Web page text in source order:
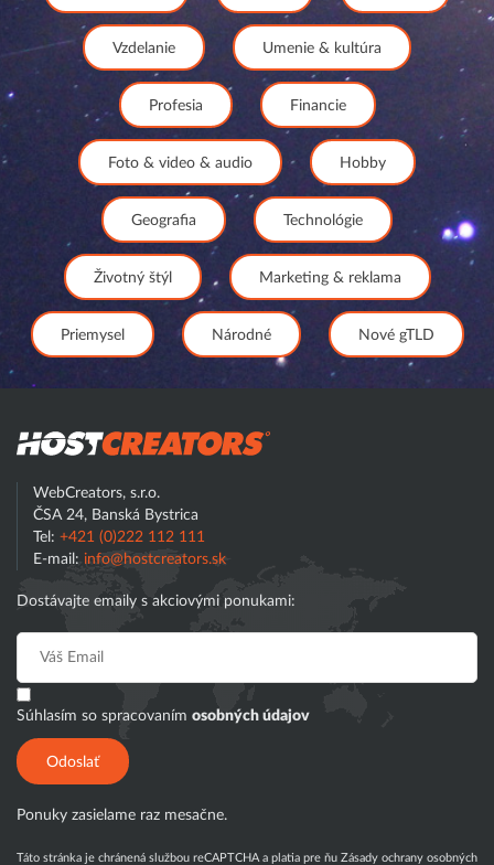
Vzdelanie Umenie & kultúra
Profesia Financie
Foto & video & audio Hobby
Geografia Technológie
Životný štýl Marketing & reklama
Priemysel Národné Nové gTLD
WebCreators, s.r.o.
ČSA 24, Banská Bystrica
Tel: +421 (0)222 112 111
E-mail: info@hostcreators.sk
Dostávajte emaily s akciovými ponukami:
Súhlasím so spracovaním osobných údajov
Odoslať
Ponuky zasielame raz mesačne.
Táto stránka je chránená službou reCAPTCHA a platia pre ňu Zásady ochrany osobných